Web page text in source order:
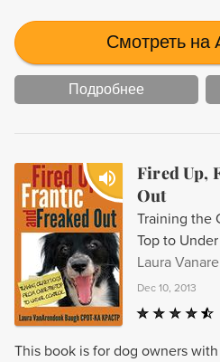
Смотреть на
Подробнее
Fired Up,
Out
Training the
Top to
Laura
Dec 10, 2013
This book is for dog owners